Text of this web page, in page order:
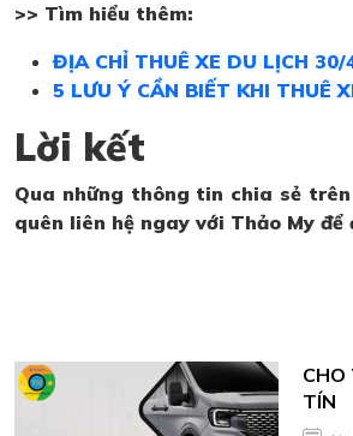
>> Tìm hiểu thêm:
ĐỊA CHỈ THUÊ XE DU LỊCH
5 LƯU Ý CẦN BIẾT KHI THUÊ
Lời kết
Qua những thông tin chia sẻ
quên liên hệ ngay với Thảo My
CHO
TÍN